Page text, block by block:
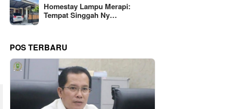
Homestay Lampu Merapi:
Tempat Singgah Ny…
POS TERBARU